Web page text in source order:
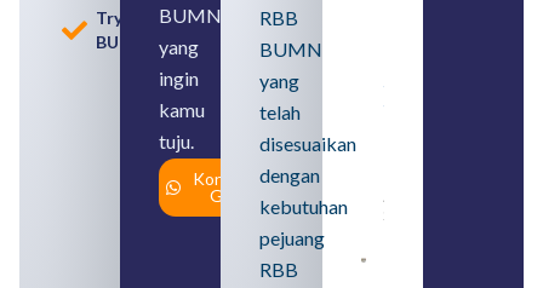
Tryout
BUMN
BUMN
yang
ingin
kamu
tuju.
Konsultasi
Gratis
RBB
BUMN
yang
telah
disesuaikan
dengan
kebutuhan
pejuang
RBB
SMA
Syarat,
August 5,
2026